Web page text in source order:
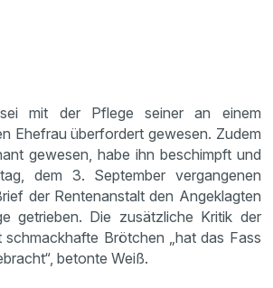
mit der Pflege seiner an einem
Ehefrau überfordert gewesen. Zudem
gewesen, habe ihn beschimpft und
dem 3. September vergangenen
der Rentenanstalt den Angeklagten
getrieben. Die zusätzliche Kritik der
schmackhafte Brötchen „hat das Fass
betonte Weiß.